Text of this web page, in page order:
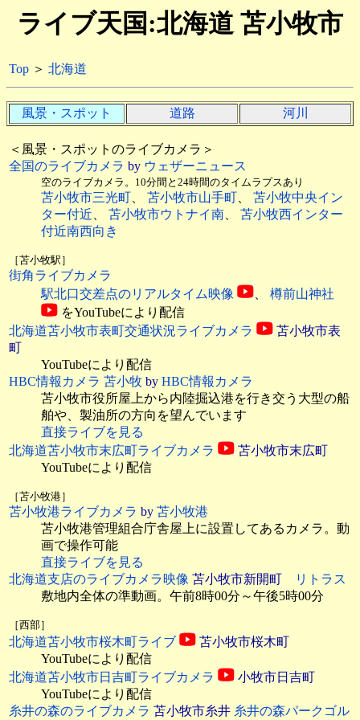
ライブ天国:北海道 苫小牧市
Top ＞ 北海道
風景・スポット 道路 河川
＜風景・スポットのライブカメラ＞
全国のライブカメラ by ウェザーニュース
空のライブカメラ。10分間と24時間のタイムラプスあり
苫小牧市三光町、 苫小牧市山手町、 苫小牧中央イン
ター付近、 苫小牧市ウトナイ南、 苫小牧西インター
付近南西向き
［苫小牧駅］
街角ライブカメラ
駅北口交差点のリアルタイム映像
、 樽前山神社
をYouTubeにより配信
北海道苫小牧市表町交通状況ライブカメラ
苫小牧市表
町
YouTubeにより配信
HBC情報カメラ 苫小牧 by HBC情報カメラ
苫小牧市役所屋上から内陸掘込港を行き交う大型の船
舶や、製油所の方向を望んでいます
直接ライブを見る
北海道苫小牧市末広町ライブカメラ
苫小牧市末広町
YouTubeにより配信
［苫小牧港］
苫小牧港ライブカメラ by 苫小牧港
苫小牧港管理組合庁舎屋上に設置してあるカメラ。動
画で操作可能
直接ライブを見る
北海道支店のライブカメラ映像 苫小牧市新開町
リトラス
敷地内全体の準動画。午前8時00分～午後5時00分
［西部］
北海道苫小牧市桜木町ライブ
苫小牧市桜木町
YouTubeにより配信
北海道苫小牧市日吉町ライブカメラ
小牧市日吉町
YouTubeにより配信
糸井の森のライブカメラ 苫小牧市糸井 糸井の森パークゴル